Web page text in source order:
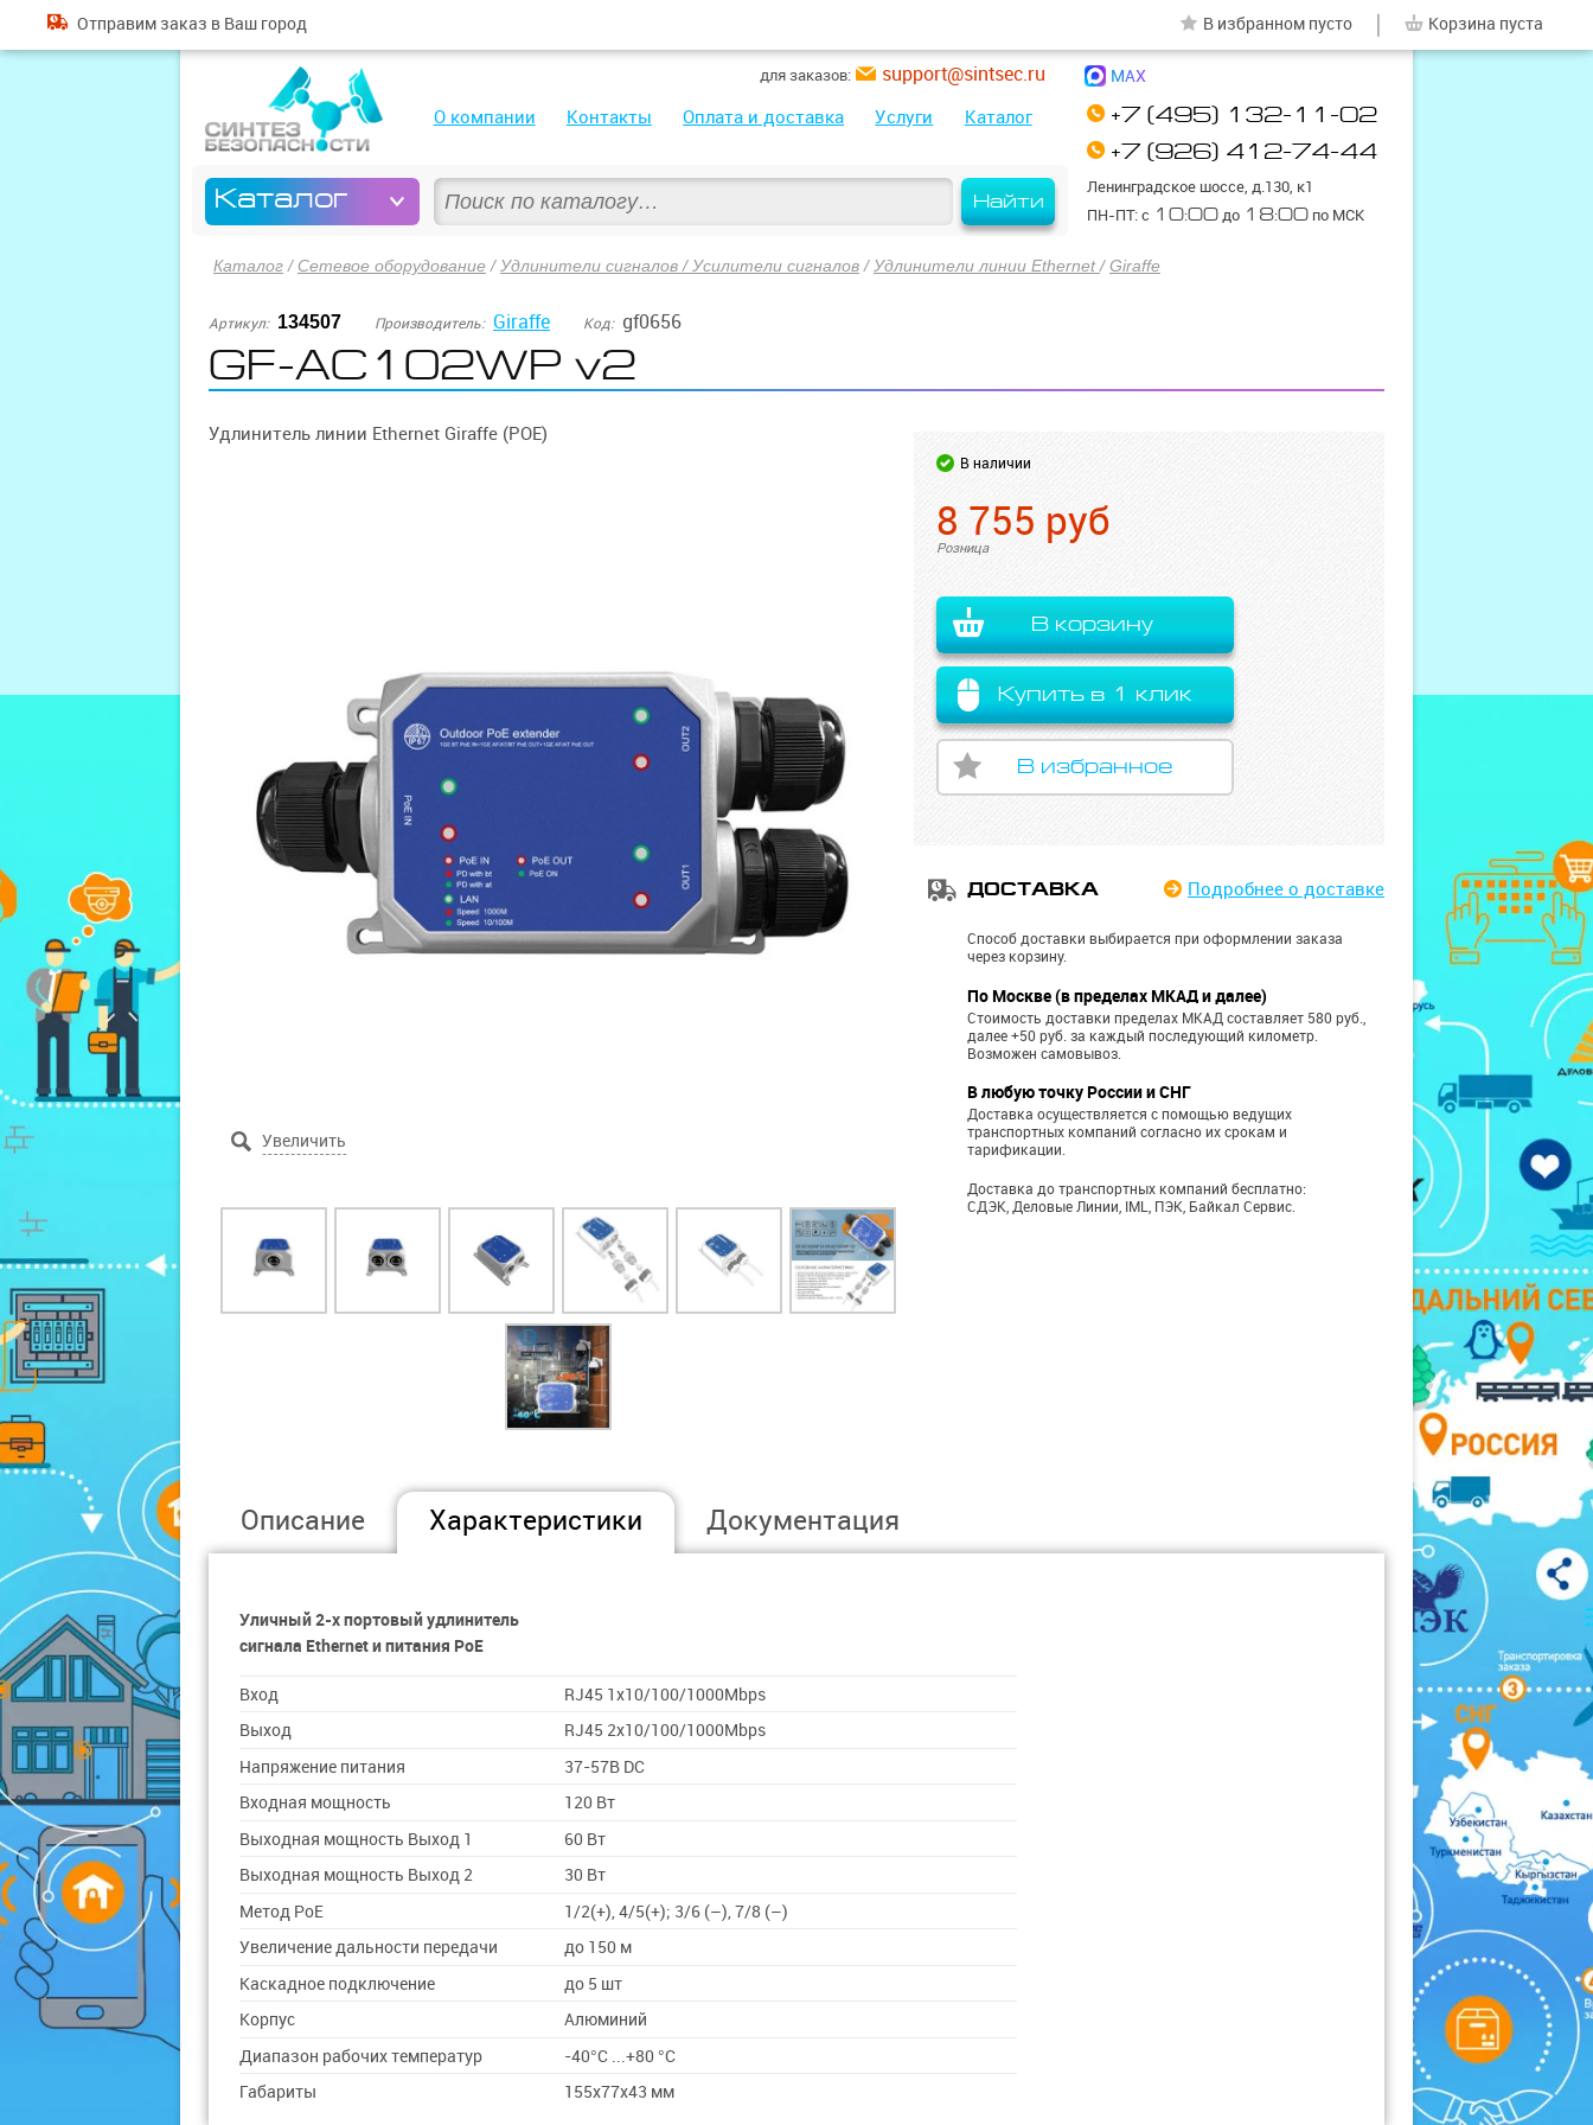
Найти
О компании Контакты Оплата и доставка Услуги Каталог
Каталог
+7 (495) 132-11-02
+7 (926) 412-74-44
Ленинградское шоссе, д.130, к1
ПН-ПТ: с 10:00 до 18:00 по МСК
для заказов: support@sintsec.ru MAX
Отправим заказ в Ваш город В избранном пусто Корзина пуста
Каталог / Сетевое оборудование / Удлинители сигналов / Усилители сигналов / Удлинители линии Ethernet/Giraffe
Артикул: 134507 Производитель: Giraffe Код: gf0656
GF-AC102WP v2
Удлинитель линии Ethernet Giraffe (POE)
В наличии
8 755 руб
Розница
В корзину
Купить в 1 клик
В избранное
ДОСТАВКА Подробнее о доставке
Способ доставки выбирается при оформлении заказа
через корзину.
По Москве (в пределах МКАД и далее)
Стоимость доставки пределах МКАД составляет 580 руб.,
далее +50 руб. за каждый последующий километр.
Возможен самовывоз.
В любую точку России и СНГ
Доставка осуществляется с помощью ведущих
транспортных компаний согласно их срокам и
тарификации.
Доставка до транспортных компаний бесплатно:
СДЭК, Деловые Линии, IML, ПЭК, Байкал Сервис.
Описание Характеристики Документация
Уличный 2-х портовый удлинитель
сигнала Ethernet и питания PoE
Вход
RJ45 1x10/100/1000Mbps
Выход
RJ45 2x10/100/1000Mbps
Напряжение питания
37-57В DC
Входная мощность
120 Вт
Выходная мощность Выход 1
60 Вт
Выходная мощность Выход 2
30 Вт
Метод РоЕ
1/2(+), 4/5(+); 3/6 (–), 7/8 (–)
Увеличение дальности передачи
до 150 м
Каскадное подключение
до 5 шт
Корпус
Алюминий
Диапазон рабочих температур
-40°С ...+80 °С
Габариты
155х77х43 мм